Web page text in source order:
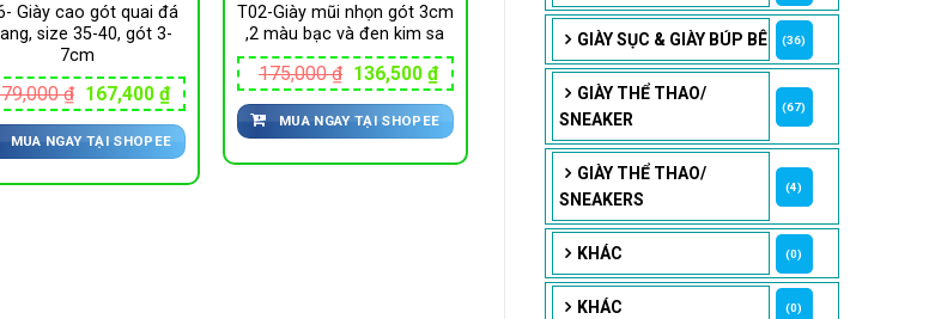
GIÀY SỤC & GIÀY BÚP BÊ (36)
GIÀY THỂ THAO/
SNEAKER
(67)
GIÀY THỂ THAO/
SNEAKERS
(4)
KHÁC (0)
KHÁC (0)
Giày cao gót quai đá
size 35-40, gót 3-
7cm
₫ Giá
gốc
là:
279,000 ₫.
167,400 ₫Giá
hiện
tại
là:
167,400 ₫.
MUA NGAY TẠI SHOPEE
T02-Giày mũi nhọn gót 3cm
,2 màu bạc và đen kim sa
175,000₫ Giá
gốc
là:
175,000 ₫.
136,500 ₫Giá
hiện
tại
là:
136,500 ₫.
MUA NGAY TẠI SHOPEE